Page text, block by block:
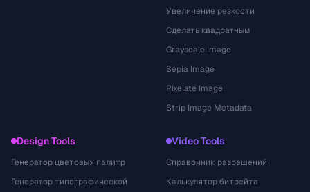
Увеличение резкости
Сделать квадратным
Grayscale Image
Sepia Image
Pixelate Image
Strip Image Metadata
Design Tools
Генератор цветовых палитр
Генератор типографической
Video Tools
Справочник разрешений
Калькулятор битрейта